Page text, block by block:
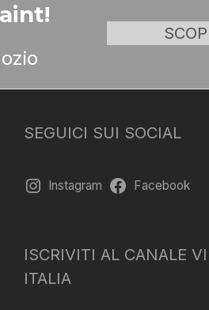
SEGUICI SUI SOCIAL
Instagram Facebook
ISCRIVITI AL CANALE
ITALIA